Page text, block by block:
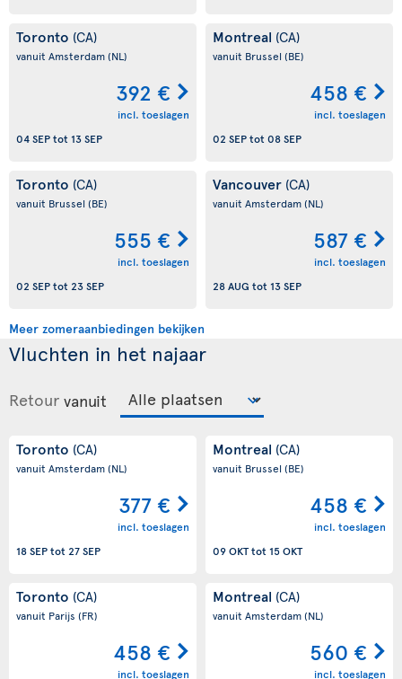
Toronto (CA)
vanuit Amsterdam(NL)
392 €
incl. toeslagen
04 SEPtot 13 SEP
Montreal (CA)
vanuit Brussel (BE)
458 €
incl. toeslagen
02 SEPtot 08 SEP
Toronto (CA)
vanuit Brussel (BE)
555 €
incl. toeslagen
02 SEPtot 23 SEP
Vancouver (CA)
vanuit Amsterdam(NL)
587 €
incl. toeslagen
28 AUG tot 13 SEP
Meer zomeraanbiedingen bekijken
Vluchten in het najaar
Retour vanuit
Toronto (CA)
vanuit Amsterdam(NL)
377 €
incl. toeslagen
18 SEPtot 27 SEP
Montreal (CA)
vanuit Brussel(BE)
458 €
incl. toeslagen
09 OKTtot 15 OKT
Toronto (CA)
vanuit Parijs (FR)
458 €
incl. toeslagen
Montreal (CA)
vanuit Amsterdam(NL)
560 €
incl. toeslagen